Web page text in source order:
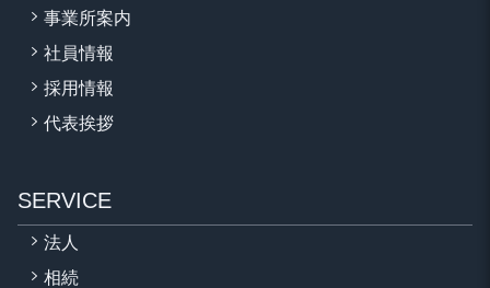
事業所案内
社員情報
採用情報
代表挨拶
SERVICE
法人
相続